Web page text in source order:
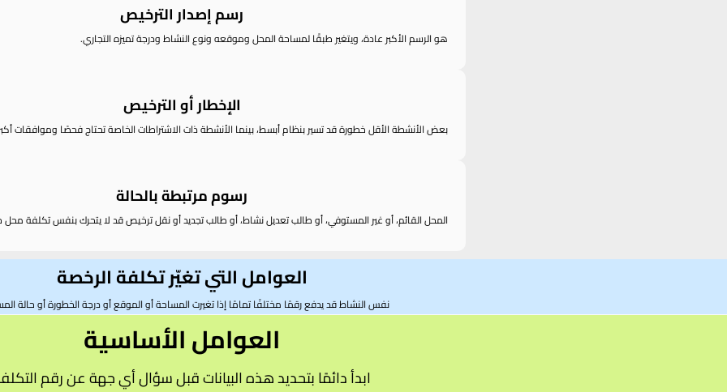
رسم إصدار الترخيص
هو الرسم الأكبر عادة، ويتغير طبقًا لمساحة المحل وموقعه ونوع النشاط ودرجة تميزه التجاري.
الإخطار أو الترخيص
بعض الأنشطة الأقل خطورة قد تسير بنظام أبسط، بينما الأنشطة ذات الاشتراطات الخاصة تحتاج فحصًا وموافقات
رسوم مرتبطة بالحالة
المحل القائم، أو غير المستوفي، أو طالب تعديل نشاط، أو طالب تجديد أو نقل ترخيص قد لا يتحرك بنفس تكلفة
العوامل التي تغيّر تكلفة الرخصة
نفس النشاط قد يدفع رقمًا مختلفًا تمامًا إذا تغيرت المساحة أو الموقع أو درجة الخطورة أو حالة
العوامل الأساسية
ابدأ دائمًا بتحديد هذه البيانات قبل سؤال أي جهة عن رقم